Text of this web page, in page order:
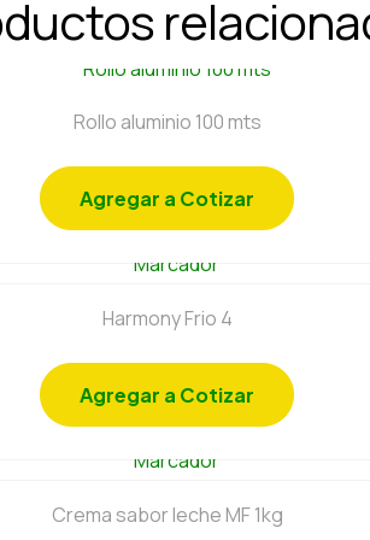
Rollo aluminio 100 mts
Agregar a Cotizar
Harmony Frio 4
Agregar a Cotizar
Crema sabor leche MF 1kg